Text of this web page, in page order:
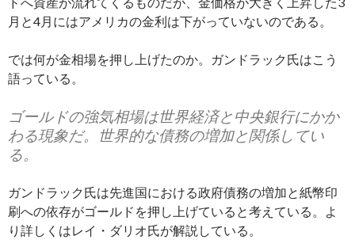
月と4月にはアメリカの金利は下がっていないのである。
では何が金相場を押し上げたのか。ガンドラック氏はこう
語っている。
ゴールドの強気相場は世界経済と中央銀行にかか
わる現象だ。世界的な債務の増加と関係してい
る。
ガンドラック氏は先進国における政府債務の増加と紙幣印
刷への依存がゴールドを押し上げていると考えている。よ
り詳しくはレイ・ダリオ氏が解説している。